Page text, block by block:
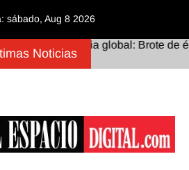
sábado, Aug 8 2026
Noticias
sanitaria global: Brote de ébola